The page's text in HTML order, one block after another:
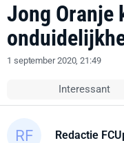
Jong Oranje
1 september 2020, 21:49
Interessant
Redactie